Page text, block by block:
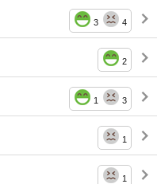
3 4
2
1 3
1
1